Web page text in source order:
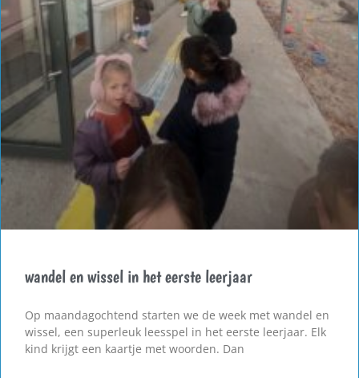
wandel en wissel in het eerste leerjaar
Op maandagochtend starten we de week met wandel en
wissel, een superleuk leesspel in het eerste leerjaar. Elk
kind krijgt een kaartje met woorden. Dan